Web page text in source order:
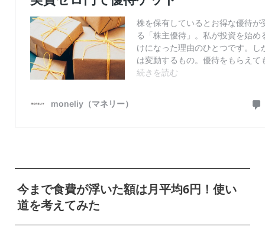
今まで食費が浮いた額は月平均6円！使い
道を考えてみた